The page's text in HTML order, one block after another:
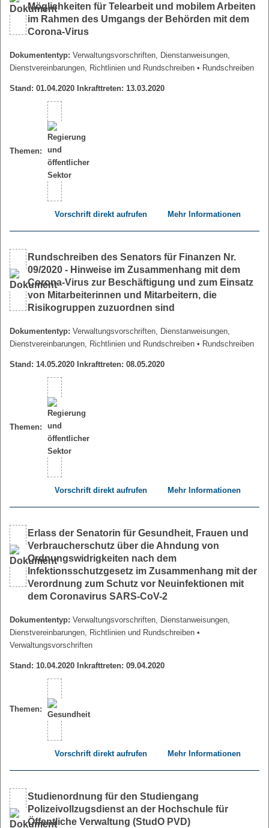
Möglichkeiten für Telearbeit und mobilem Arbeiten
im Rahmen des Umgangs der Behörden mit dem
Corona-Virus
Dokumententyp: Verwaltungsvorschriften, Dienstanweisungen,
Dienstvereinbarungen, Richtlinien und Rundschreiben • Rundschreiben
Stand: 01.04.2020 Inkrafttreten: 13.03.2020
Themen:
Vorschrift direkt aufrufen Mehr Informationen
Rundschreiben des Senators für Finanzen Nr.
09/2020 - Hinweise im Zusammenhang mit dem
Corona-Virus zur Beschäftigung und zum Einsatz
von Mitarbeiterinnen und Mitarbeitern, die
Risikogruppen zuzuordnen sind
Dokumententyp: Verwaltungsvorschriften, Dienstanweisungen,
Dienstvereinbarungen, Richtlinien und Rundschreiben • Rundschreiben
Stand: 14.05.2020 Inkrafttreten: 08.05.2020
Themen:
Vorschrift direkt aufrufen Mehr Informationen
Erlass der Senatorin für Gesundheit, Frauen und
Verbraucherschutz über die Ahndung von
Ordnungswidrigkeiten nach dem
Infektionsschutzgesetz im Zusammenhang mit der
Verordnung zum Schutz vor Neuinfektionen mit
dem Coronavirus SARS-CoV-2
Dokumententyp: Verwaltungsvorschriften, Dienstanweisungen,
Dienstvereinbarungen, Richtlinien und Rundschreiben •
Verwaltungsvorschriften
Stand: 10.04.2020 Inkrafttreten: 09.04.2020
Themen:
Vorschrift direkt aufrufen Mehr Informationen
Studienordnung für den Studiengang
Polizeivollzugsdienst an der Hochschule für
Öffentliche Verwaltung (StudO PVD)